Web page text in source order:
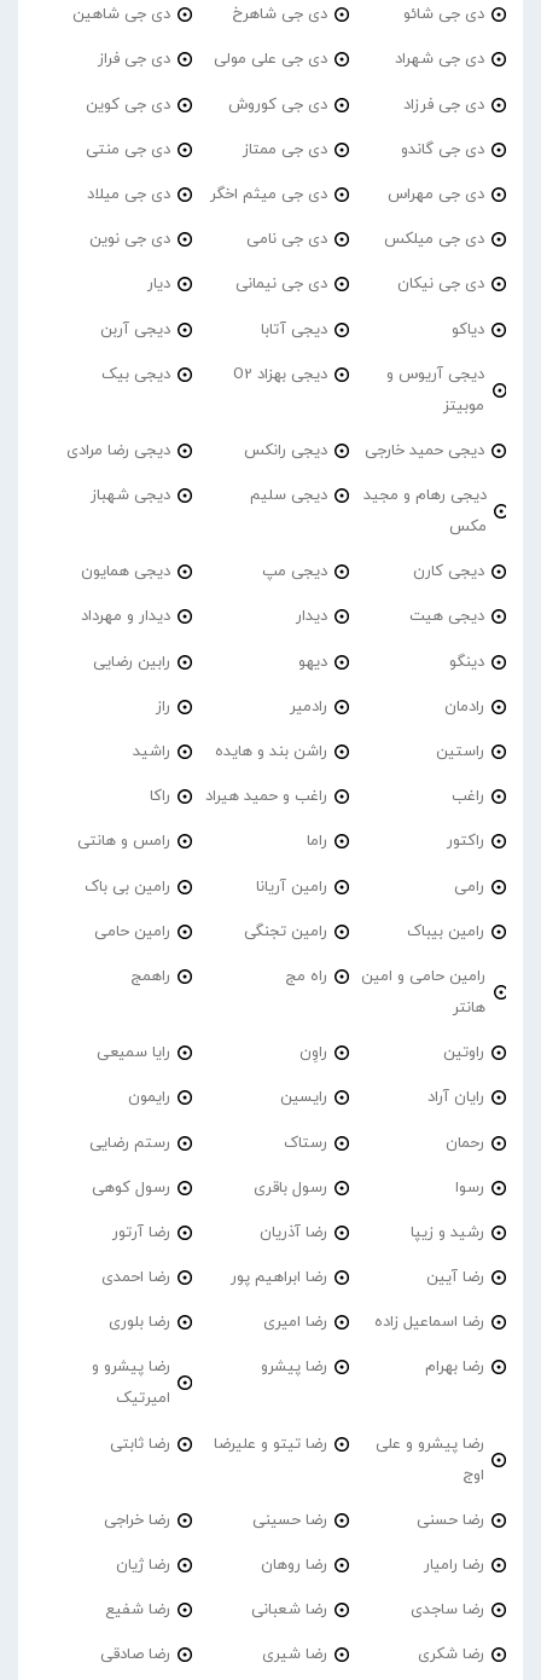
دی جی شائو دی جی شاهرخ دی جی شاهین
دی جی شهراد دی جی علی مولی دی جی فراز
دی جی فرزاد دی جی کوروش دی جی کوین
دی جی گاندو دی جی ممتاز دی جی منتی
دی جی مهراس دی جی میثم اخگر دی جی میلاد
دی جی میلکس دی جی نامی دی جی نوین
دی جی نیکان دی جی نیمانی دیار
دیاکو دیجی آتابا دیجی آربن
دیجی آریوس و
موبیتز
دیجی بهزاد O2 دیجی بیک
دیجی حمید خارجی دیجی رانکس دیجی رضا مرادی
دیجی رهام و مجید
مکس
دیجی سلیم دیجی شهباز
دیجی کارن دیجی مپ دیجی همایون
دیجی هیت دیدار دیدار و مهرداد
دینگو دیهو رابین رضایی
رادمان رادمیر راز
راستین راشن بند و هایده راشید
راغب راغب و حمید هیراد راکا
راکتور راما رامس و هانتی
رامی رامین آریانا رامین بی باک
رامین بیباک رامین تجنگی رامین حامی
رامین حامی و امین
هانتر
راه مج راهمج
راوتین راوِن رایا سمیعی
رایان آراد رایسین رایمون
رحمان رستاک رستم رضایی
رسوا رسول باقری رسول کوهی
رشید و زیپا رضا آذریان رضا آرتور
رضا آیین رضا ابراهیم پور رضا احمدی
رضا اسماعیل زاده رضا امیری رضا بلوری
رضا بهرام رضا پیشرو
رضا پیشرو و
امیرتیک
رضا پیشرو و علی
اوج
رضا تیتو و علیرضا رضا ثابتی
رضا حسنی رضا حسینی رضا خراجی
رضا رامیار رضا روهان رضا ژیان
رضا ساجدی رضا شعبانی رضا شفیع
رضا شکری رضا شیری رضا صادقی